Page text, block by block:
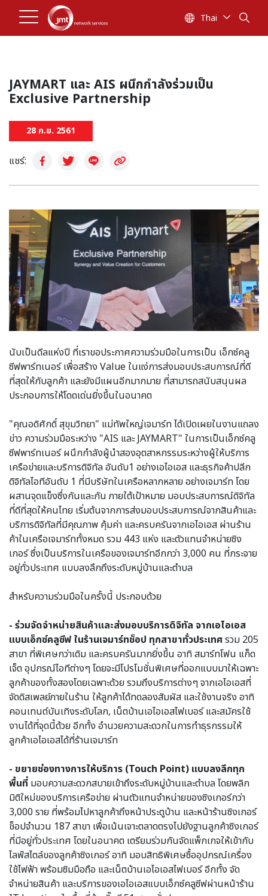
Thai
JAYMART และ AIS ผนึกกำลังร่วมเป็น
Exclusive Partnership
28 ก.ย. 2561
แชร์:
นับเป็นดีลแห่งปี ที่เราขอประกาศความร่วมมือในการเป็น เอ็กซ์คลู
ซีฟพาร์ทเนอร์ เพื่อสร้าง Value ในแง่การส่งมอบประสบการณ์ที่ดี
ที่สุดให้กับลูกค้า และยังมีแผนอีกมากมาย ที่สามารถสนับสนุนผล
ประกอบการให้โดดเด่นยิ่งขึ้นในอนาคต
"คุณอดิศักดิ์ สุขุมวิทยา" แม่ทัพใหญ่เจมาร์ท ได้เปิดเผยในงานแถลง
ข่าว ความร่วมมือระหว่าง "AIS และ JAYMART" ในการเป็นเอ็กซ์คลู
ซีฟพาร์ทเนอร์ ผนึกกำลังผู้นำสองอุตสาหกรรมระหว่างผู้ให้บริการ
เครือข่ายและบริการดิจิทัล อันดับ1 อย่างเอไอเอส และธุรกิจค้าปลีก
ดิจิทัลไอทีอันดับ 1 ที่มีบริษัทในเครือหลากหลาย อย่างเจมาร์ท โดย
ผสานจุดแข็งซึ่งกันและกัน ภายใต้เป้าหมาย มอบประสบการณ์ดิจิทัล
ที่ดีที่สุดให้คนไทย เริ่มต้นจากการส่งมอบประสบการณ์จากสินค้าและ
บริการดิจิทัลที่มีคุณภาพ คุ้มค่า และครบครันจากเอไอเอส ผ่านร้าน
ค้าในเครือเจมาร์ททั้งหมด รวม 443 แห่ง และตัวแทนจำหน่ายซิง
เกอร์ ซึ่งเป็นบริการในเครือของเจมาร์ทอีกกว่า 3,000 คน ที่กระจาย
อยู่ทั่วประเทศ แบบลงลึกถึงระดับหมู่บ้านและตำบล
สำหรับความร่วมมือในครั้งนี้ ประกอบด้วย
- ร่วมจัดจำหน่ายสินค้าและส่งมอบบริการดิจิทัล จากเอไอเอส
แบบเอ็กซ์คลูซีฟ ในร้านเจมาร์ทช็อป ทุกสาขาทั่วประเทศรวม 205
สาขา ที่พิเศษกว่าเดิม และครบครันมากยิ่งขึ้น อาทิ สมาร์ทโฟน แก็ด
เจ็ต อุปกรณ์ไอทีต่างๆ โดยจะมีโปรโมชั่นพิเศษที่ออกแบบมาให้เฉพาะ
ลูกค้าของทั้งสองโดยเฉพาะด้วย รวมถึงบริการต่างๆ จากเอไอเอสที่
จัดดิสเพลย์ภายในร้าน ให้ลูกค้าได้ทดลองสัมผัส และใช้งานจริง อาทิ
คอนเทนต์บันเทิงระดับโลก, เน็ตบ้านเอไอเอสไฟเบอร์ และสมัครใช้
งานได้ที่จุดนี้ด้วย อีกทั้ง อำนวยความสะดวกในการทำธุรกรรมให้
ลูกค้าเอไอเอสได้ที่ร้านเจมาร์ท
- ขยายช่องทางการให้บริการ (Touch Point) แบบลงลึกทุก
พื้นที่ มอบความสะดวกสบายเข้าถึงระดับหมู่บ้านและตำบล โดยพลิก
มิติใหม่ของบริการเครือข่าย ผ่านตัวแทนจำหน่ายของซิงเกอร์กว่า
3,000 ราย ที่พร้อมไปหาลูกค้าถึงหน้าประตูบ้าน และหน้าร้านซิงเกอร์
ช็อปจำนวน 187 สาขา เพื่อเน้นเจาะตลาดตรงไปยังฐานลูกค้าซิงเกอร์
ที่มีอยู่ทั่วประเทศ โดยในอนาคต เตรียมร่วมกันจัดแพ็กเกจให้เข้ากับ
ไลฟ์สไตล์ของลูกค้าซิงเกอร์ อาทิ มอบสิทธิพิเศษซื้ออุปกรณ์เครื่อง
ใช้ไฟฟ้า พร้อมซิมมือถือ และเน็ตบ้านเอไอเอสไฟเบอร์ อีกทั้ง จัด
จำหน่ายสินค้า และบริการของเอไอเอสแบบเอ็กซ์คลูซีฟผ่านหน้าร้าน